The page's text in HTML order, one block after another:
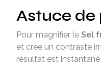
Astuce de
Pour magnifier le Sel
et crée un contraste
résultat est